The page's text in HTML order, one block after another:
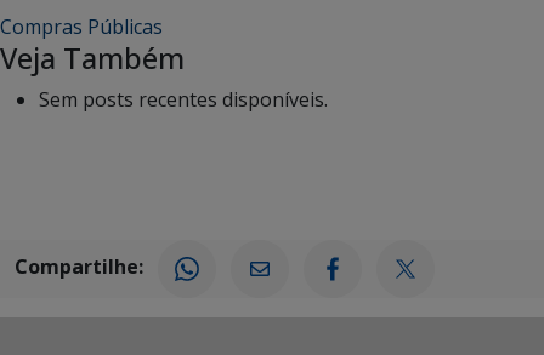
Compras Públicas
Veja Também
Sem posts recentes disponíveis.
Compartilhe: